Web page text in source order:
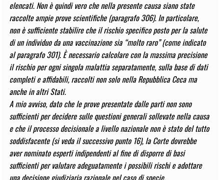
elencati. Non è quindi vero che nella presente causa siano state
raccolte ampie prove scientifiche (paragrafo 306). In particolare,
non è sufficiente stabilire che il rischio specifico posto per la salute
di un individuo da una vaccinazione sia “molto raro” (come indicato
al paragrafo 301). È necessario calcolare con la massima precisione
il rischio per ogni singola malattia separatamente, sulla base di dati
completi e affidabili, raccolti non solo nella Repubblica Ceca ma
anche in altri Stati.
A mio avviso, dato che le prove presentate dalle parti non sono
sufficienti per decidere sulle questioni generali sollevate nella causa
e che il processo decisionale a livello nazionale non è stato del tutto
soddisfacente (si veda il successivo punto 16), la Corte dovrebbe
aver nominato esperti indipendenti al fine di disporre di basi
sufficienti per valutare adeguatamente i possibili rischi e adottare